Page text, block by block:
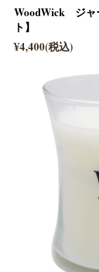
WoodWick ジャ
ト】
¥4,400(税込)